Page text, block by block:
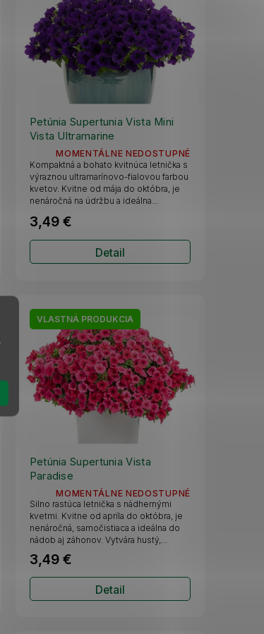
Petúnia Supertunia Vista Mini
Vista Ultramarine
MOMENTÁLNE NEDOSTUPNÉ
3,49 €
Detail
Kompaktná a bohato kvitnúca letnička s
výraznou ultramarínovo-fialovou farbou
kvetov. Kvitne od mája do októbra, je
nenáročná na údržbu a ideálna...
VLASTNÁ PRODUKCIA
Petúnia Supertunia Vista
Paradise
MOMENTÁLNE NEDOSTUPNÉ
3,49 €
Detail
Silno rastúca letnička s nádhernými
kvetmi. Kvitne od apríla do októbra, je
nenáročná, samočistiaca a ideálna do
nádob aj záhonov. Vytvára hustý,...